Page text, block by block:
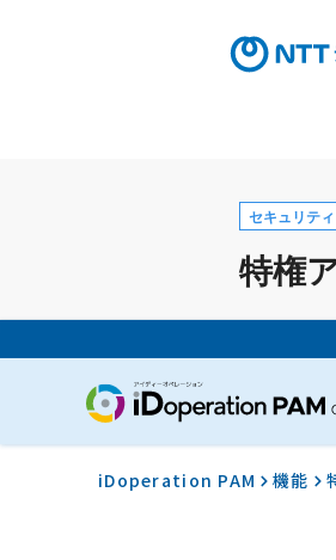
セキュリティ
特権
iDoperation PAM 機能